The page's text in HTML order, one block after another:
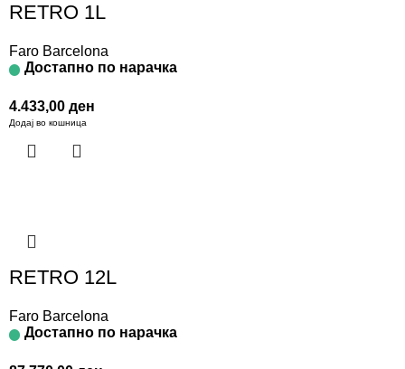
RETRO 1L
Faro Barcelona
Достапно по нарачка
4.433,00 ден
Додај во кошница
RETRO 12L
Faro Barcelona
Достапно по нарачка